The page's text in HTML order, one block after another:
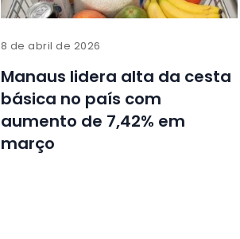
8 de abril de 2026
Manaus lidera alta da cesta
básica no país com
aumento de 7,42% em
março